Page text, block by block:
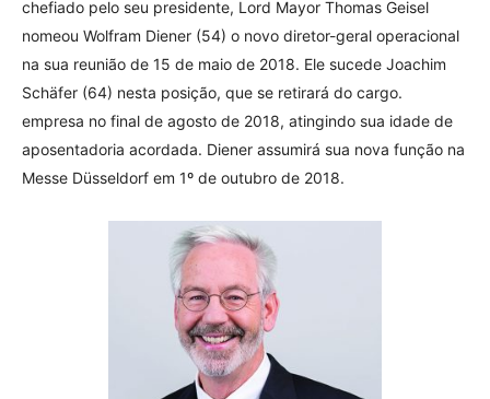
chefiado pelo seu presidente, Lord Mayor Thomas Geisel
nomeou Wolfram Diener (54) o novo diretor-geral operacional
na sua reunião de 15 de maio de 2018. Ele sucede Joachim
Schäfer (64) nesta posição, que se retirará do cargo.
empresa no final de agosto de 2018, atingindo sua idade de
aposentadoria acordada. Diener assumirá sua nova função na
Messe Düsseldorf em 1º de outubro de 2018.